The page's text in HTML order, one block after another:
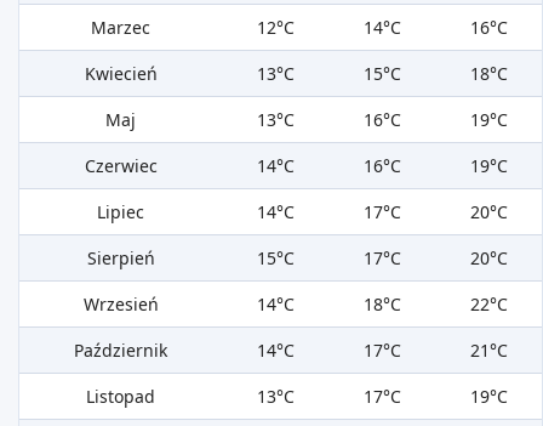
Marzec
12°C 14°C
16°C
Kwiecień
13°C 15°C
18°C
Maj
13°C 16°C
19°C
Czerwiec
14°C 16°C
19°C
Lipiec
14°C 17°C
20°C
Sierpień
15°C 17°C
20°C
Wrzesień
14°C 18°C
22°C
Październik
14°C 17°C
21°C
Listopad
13°C 17°C
19°C